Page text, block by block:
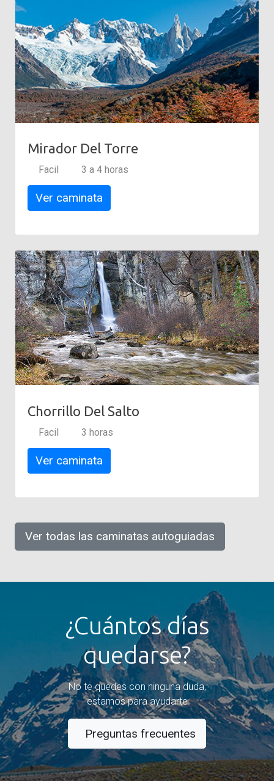
Mirador Del Torre
Facil 3 a 4 horas
Ver caminata
Chorrillo Del Salto
Facil 3 horas
Ver caminata
Ver todas las caminatas autoguiadas
¿Cuántos días
quedarse?
No te quedes con ninguna duda,
estamos para ayudarte
Preguntas frecuentes